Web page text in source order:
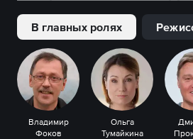
В главных ролях
Владимир
Фоков
Ольга
Тумайкина